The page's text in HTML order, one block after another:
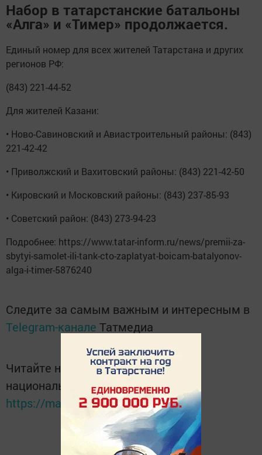
Набор в татарстанские батальоны
«Алга» и «Тимер» продолжается.
Единый номер для всех жителей Татарстана и других
регионов РФ:
(843) 221-44-52
Для жителей Казани:
• Ново-Савиновский и Авиастроительный районы: (843)
221-42-42
• Приволжский и Вахитовский районы: (843) 221-42-50
• Кировский и Московский районы: (843) 237-85-93
• Советский район: (843) 273-94-23
Подробнее: https://www.tatar-inform.ru/news/premii-za-
sbytyi-samolet-ili-tank-cto-zaplatyat-boicam-batalyonov-
alga-i-timer-5876240
Следите за самым важным и интересным в
Telegram-канале Татмедиа
Читайте новости Татарстана в
национальном мессенджере MАХ:
https://max.ru/tatmedia